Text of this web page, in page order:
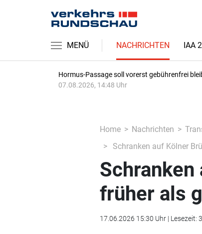
MENÜ NACHRICHTEN IAA
Hormus-Passage soll vorerst gebührenfrei
07.08.2026, 14:48 Uhr
Home Nachrichten
Schranken auf Kölner
Schranken
früher als
17.06.2026 15:30 Uhr | Lesezeit: